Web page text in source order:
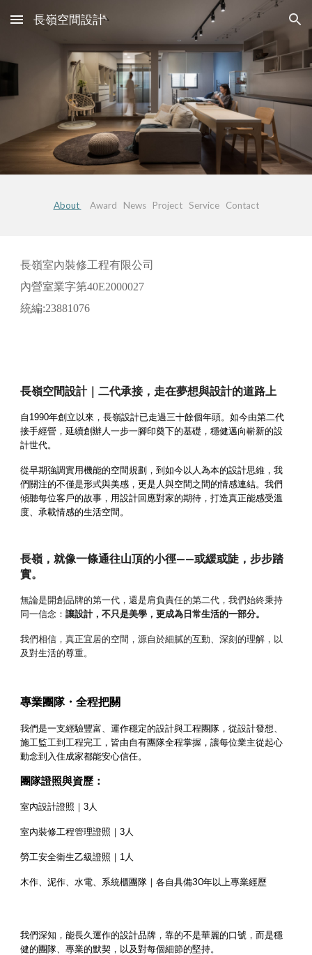
Skip to main content Skip to navigation
長嶺空間設計
About Award News Project Service Contact
長嶺室內裝修工程有限公司
內營室業字第40E2000027
統編:23881076
長嶺空間設計｜二代承接，走在夢想與設計的道路上
自1990年創立以來，長嶺設計已走過三十餘個年頭。如今由第二代
接手經營，延續創辦人一步一腳印奠下的基礎，穩健邁向嶄新的設
計世代。
從早期強調實用機能的空間規劃，到如今以人為本的設計思維，我
們關注的不僅是形式與美感，更是人與空間之間的情感連結。我們
傾聽每位客戶的故事，用設計回應對家的期待，打造真正能感受溫
度、承載情感的生活空間。
長嶺，就像一條通往山頂的小徑——或緩或陡，步步踏
實。
無論是開創品牌的第一代，還是肩負責任的第二代，我們始終秉持
同一信念：讓設計，不只是美學，更成為日常生活的一部分。
我們相信，真正宜居的空間，源自於細膩的互動、深刻的理解，以
及對生活的尊重。
專業團隊・全程把關
我們是一支經驗豐富、運作穩定的設計與工程團隊，從設計發想、
施工監工到工程完工，皆由自有團隊全程掌握，讓每位業主從起心
動念到入住成家都能安心信任。
團隊證照與資歷：
室內設計證照｜3人
室內裝修工程管理證照｜3人
勞工安全衛生乙級證照｜1人
木作、泥作、水電、系統櫃團隊｜各自具備30年以上專業經歷
我們深知，能長久運作的設計品牌，靠的不是華麗的口號，而是穩
健的團隊、專業的默契，以及對每個細節的堅持。